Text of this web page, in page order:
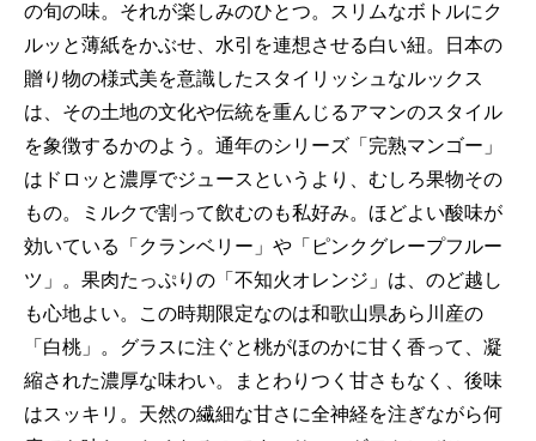
の旬の味。それが楽しみのひとつ。スリムなボトルにク
ルッと薄紙をかぶせ、水引を連想させる白い紐。日本の
贈り物の様式美を意識したスタイリッシュなルックス
は、その土地の文化や伝統を重んじるアマンのスタイル
を象徴するかのよう。通年のシリーズ「完熟マンゴー」
はドロッと濃厚でジュースというより、むしろ果物その
もの。ミルクで割って飲むのも私好み。ほどよい酸味が
効いている「クランベリー」や「ピンクグレープフルー
ツ」。果肉たっぷりの「不知火オレンジ」は、のど越し
も心地よい。この時期限定なのは和歌山県あら川産の
「白桃」。グラスに注ぐと桃がほのかに甘く香って、凝
縮された濃厚な味わい。まとわりつく甘さもなく、後味
はスッキリ。天然の繊細な甘さに全神経を注ぎながら何